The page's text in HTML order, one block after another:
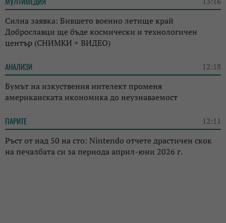
Силна заявка: Бившето военно летище край
Доброславци ще бъде космически и технологичен
център (СНИМКИ + ВИДЕО)
АНАЛИЗИ 12:18
Бумът на изкуствения интелект променя
американската икономика до неузнаваемост
ПАРИТЕ 12:11
Ръст от над 50 на сто: Nintendo отчете драстичен скок
на печалбата си за периода април-юни 2026 г.